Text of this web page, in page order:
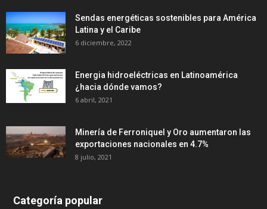
Sendas energéticas sostenibles para América
Latina y el Caribe
6 diciembre, 2022
Energia hidroeléctricas en Latinoamérica
¿hacia dónde vamos?
6 abril, 2021
Minería de Ferroniquel y Oro aumentaron las
exportaciones nacionales en 4.7%
8 julio, 2021
Categoría popular